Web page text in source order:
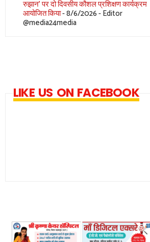
रुझान’ पर दो दिवसीय कौशल प्रशिक्षण कार्यक्रम
आयोजित किया- 8/6/2026- Editor
@media24media
LIKE US ON FACEBOOK